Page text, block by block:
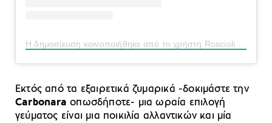
Η δημοσίευση κοινοποιήθηκε από το χρήστη Roscioli (@roscioliroma)
Εκτός από τα εξαιρετικά ζυμαρικά -δοκιμάστε την
Carbonaraοπωσδήποτε- μια ωραία επιλογή
γεύματος είναι μια ποικιλία αλλαντικών και μία